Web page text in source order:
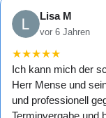
Lisa M
vor 6 Jahren
★★★★★
Ich kann mich der
Herr Mense und
und professionell